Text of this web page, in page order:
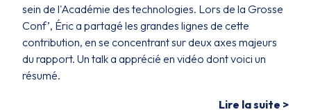
sein de l'Académie des technologies. Lors de la Grosse
Conf’, Éric a partagé les grandes lignes de cette
contribution, en se concentrant sur deux axes majeurs
du rapport. Un talk a apprécié en vidéo dont voici un
résumé.
Lire la suite >